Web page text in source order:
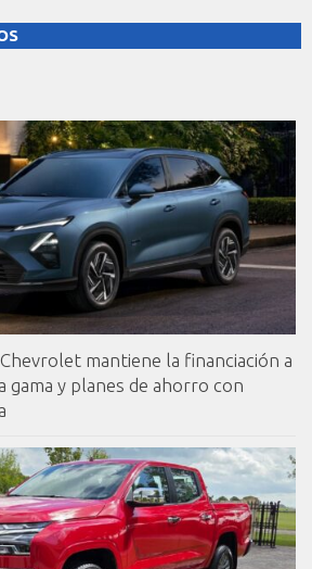
mantiene la financiación a
gama y planes de ahorro con